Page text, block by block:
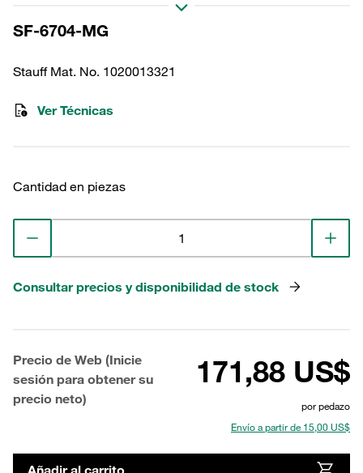
Diámetro exterior (mm): 128 Sellado:
NBR, relación β >200
SF-6704-MG
Stauff Mat. No. 1020013321
Ver Técnicas
Cantidad en piezas
Consultar precios y disponibilidad de stock
Precio de Web (Inicie
sesión para obtener su
precio neto)
171,88 US$
por pedazo
Envío a partir de 15,00 US$
Añadir al carrito